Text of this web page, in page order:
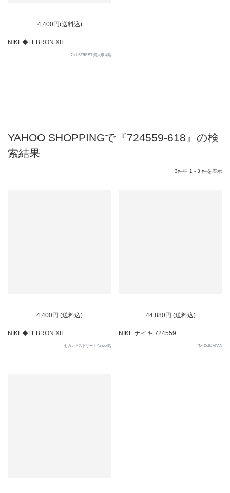
4,400円(送料込)
NIKE◆LEBRON XII...
2nd STREET 楽天市場店
YAHOO SHOPPINGで『724559-618』の検
索結果
3件中 1 - 3 件を表示
4,400円 (送料込)
NIKE◆LEBRON XII...
セカンドストリートYahoo!店
44,880円 (送料込)
NIKE ナイキ 724559...
ToriDollJAPAN